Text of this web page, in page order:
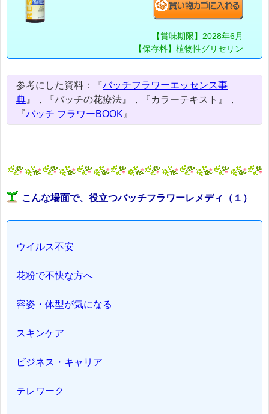
【賞味期限】2028年6月
【保存料】植物性グリセリン
参考にした資料：『バッチフラワーエッセンス事
典 』，『バッチの花療法』，『カラーテキスト』，
『バッチ フラワーBOOK 』
こんな場面で、役立つバッチフラワーレメディ（１）
ウイルス不安
花粉で不快な方へ
容姿・体型が気になる
スキンケア
ビジネス・キャリア
テレワーク